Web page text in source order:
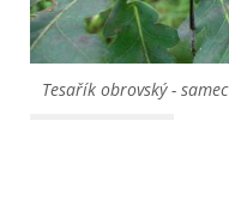
Tesařík obrovský - samec